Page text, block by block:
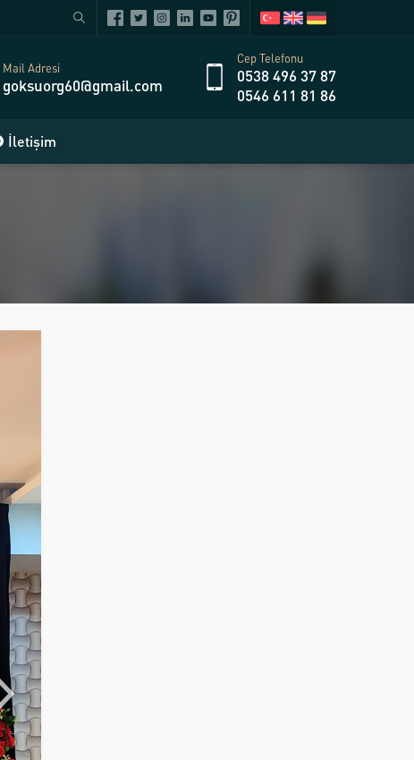
Mail Adresi
goksuorg60@gmail.com
Cep Telefonu
0538 496 37 87
0546 611 81 86
İletişim